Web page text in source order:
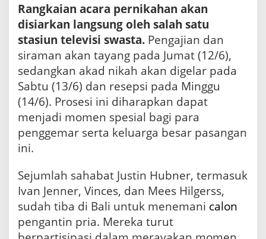
Rangkaian acara pernikahan akan
disiarkan langsung oleh salah satu
stasiun televisi swasta. Pengajian dan
siraman akan tayang pada Jumat (12/6),
sedangkan akad nikah akan digelar pada
Sabtu (13/6) dan resepsi pada Minggu
(14/6). Prosesi ini diharapkan dapat
menjadi momen spesial bagi para
penggemar serta keluarga besar pasangan
ini.
Sejumlah sahabat Justin Hubner, termasuk
Ivan Jenner, Vinces, dan Mees Hilgerss,
sudah tiba di Bali untuk menemani calon
pengantin pria. Mereka turut